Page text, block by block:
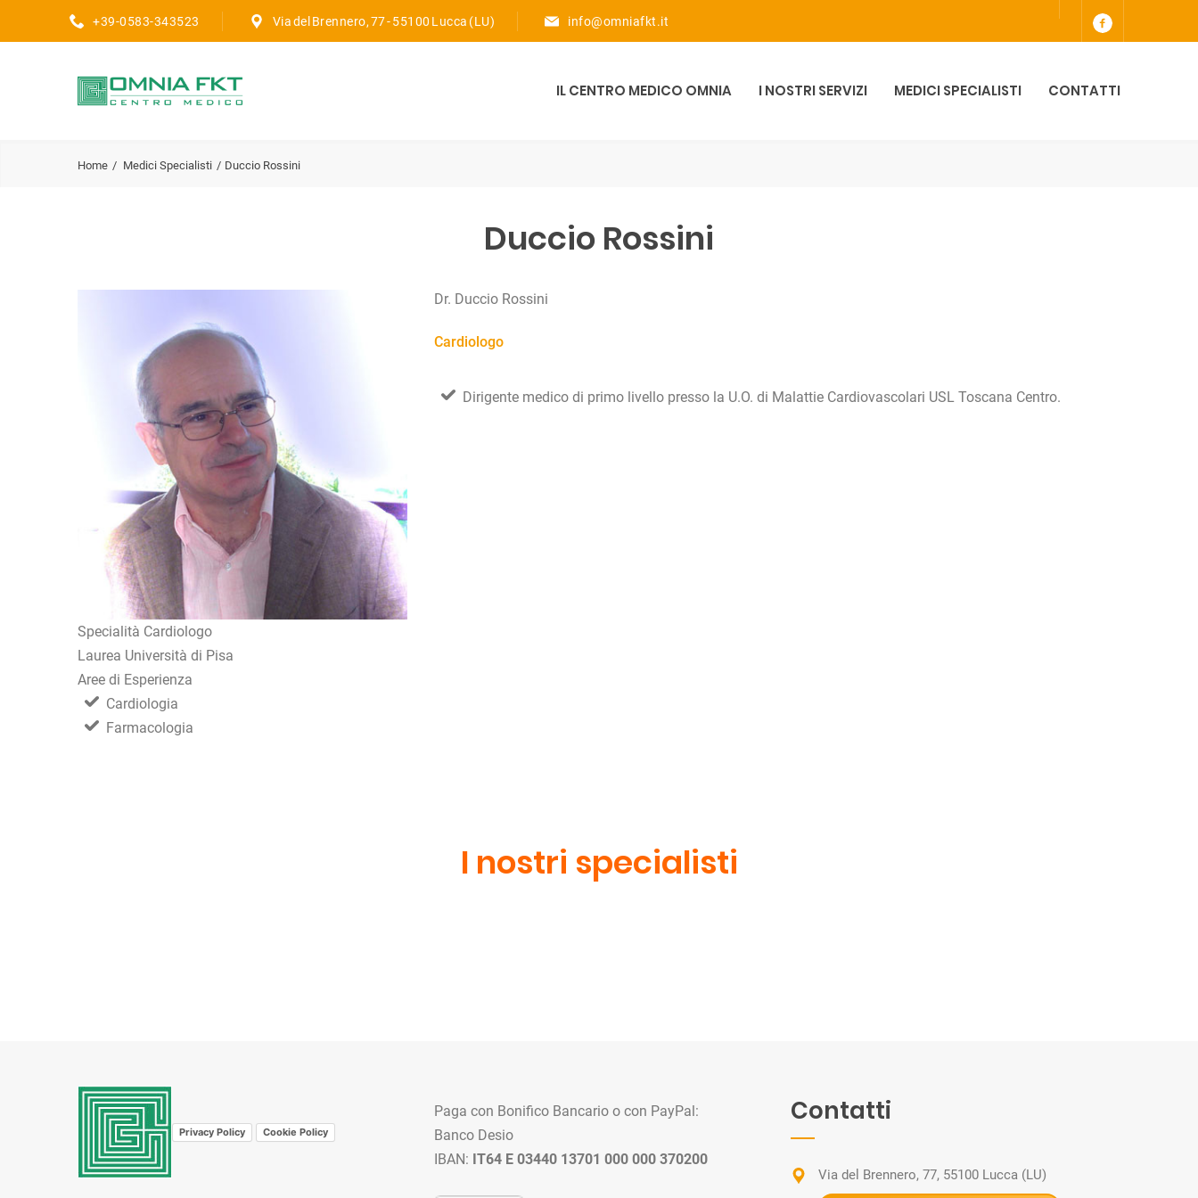
+39-0583-343523 Via del Brennero, 77 - 55100 Lucca (LU) info@omniafkt.it
IL CENTRO MEDICO OMNIA I NOSTRI SERVIZI MEDICI SPECIALISTI CONTATTI
Home Medici Specialisti Duccio Rossini
Duccio Rossini
Specialità Cardiologo
Laurea Università di Pisa
Aree di Esperienza
Cardiologia
Farmacologia
Dr. Duccio Rossini
Cardiologo
Dirigente medico di primo livello presso la U.O. di Malattie Cardiovascolari USL Toscana Centro.
I nostri specialisti
Privacy Policy Cookie Policy
Paga con Bonifico Bancario o con PayPal:
Banco Desio
IBAN: IT64 E 03440 13701 000 000 370200
Contatti
Via del Brennero, 77, 55100 Lucca (LU)